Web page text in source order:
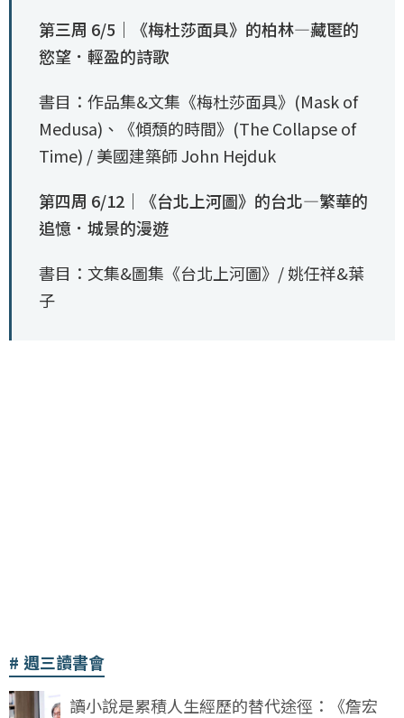
第三周 6/5｜《梅杜莎面具》的柏林—藏匿的
慾望．輕盈的詩歌
書目：作品集&文集《梅杜莎面具》(Mask of
Medusa)、《傾頹的時間》(The Collapse of
Time) / 美國建築師 John Hejduk
第四周 6/12｜《台北上河圖》的台北—繁華的
追憶．城景的漫遊
書目：文集&圖集《台北上河圖》/ 姚任祥&葉
子
週三讀書會
讀小說是累積人生經歷的替代途徑：《詹宏